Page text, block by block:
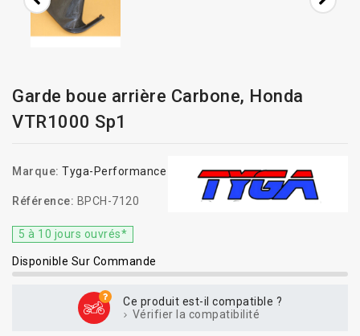
Garde boue arrière Carbone, Honda
VTR1000 Sp1
Marque: Tyga-Performance
Référence: BPCH-7120
5 à 10 jours ouvrés*
Disponible Sur Commande
Ce produit est-il compatible ?
Vérifier la compatibilité